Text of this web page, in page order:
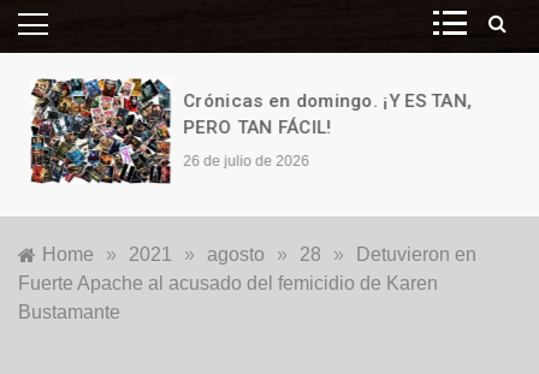
Crónicas en domingo. ¡Y ES TAN,
PERO TAN FÁCIL!
26 de julio de 2026
Home » 2021 » agosto » 28 »
Detuvieron en
Fuerte Apache al acusado del femicidio de Karen
Bustamante